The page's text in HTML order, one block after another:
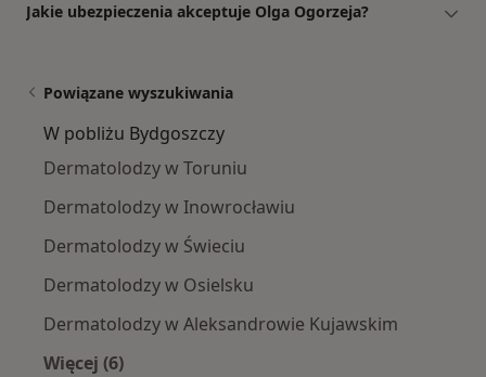
Jakie ubezpieczenia akceptuje Olga Ogorzeja?
Powiązane wyszukiwania
W pobliżu Bydgoszczy
Dermatolodzy w Toruniu
Dermatolodzy w Inowrocławiu
Dermatolodzy w Świeciu
Dermatolodzy w Osielsku
Dermatolodzy w Aleksandrowie Kujawskim
Więcej (6)